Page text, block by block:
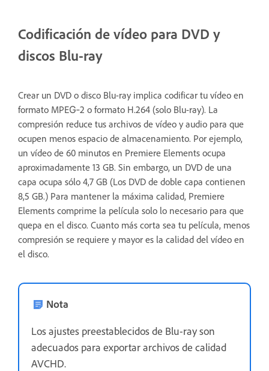
Codificación de vídeo para DVD y
discos Blu-ray
Crear un DVD o disco Blu-ray implica codificar tu vídeo en
formato MPEG‑2 o formato H.264 (solo Blu-ray). La
compresión reduce tus archivos de vídeo y audio para que
ocupen menos espacio de almacenamiento. Por ejemplo,
un vídeo de 60 minutos en Premiere Elements ocupa
aproximadamente 13 GB. Sin embargo, un DVD de una
capa ocupa sólo 4,7 GB (Los DVD de doble capa contienen
8,5 GB.) Para mantener la máxima calidad, Premiere
Elements comprime la película solo lo necesario para que
quepa en el disco. Cuanto más corta sea tu película, menos
compresión se requiere y mayor es la calidad del vídeo en
el disco.
Nota
Los ajustes preestablecidos de Blu-ray son
adecuados para exportar archivos de calidad
AVCHD.